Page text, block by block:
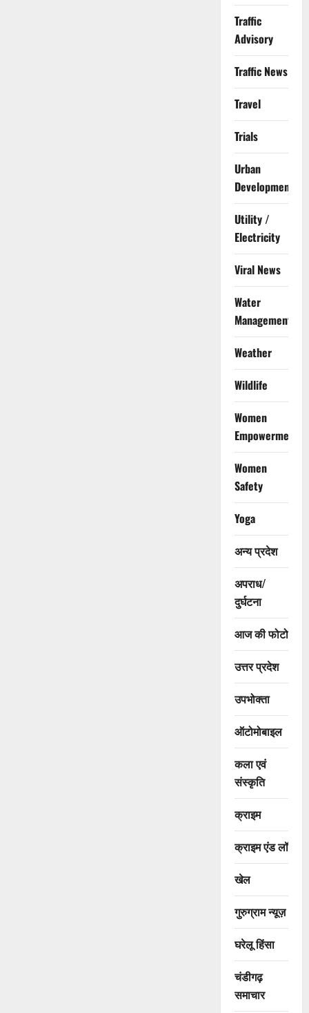
Traffic
Advisory
Traffic News
Travel
Trials
Urban
Development
Utility /
Electricity
Viral News
Water
Management
Weather
Wildlife
Women
Empowerment
Women
Safety
Yoga
अन्य प्रदेश
अपराध/
दुर्घटना
आज की फोटो
उत्तर प्रदेश
उपभोक्ता
ऑटोमोबाइल
कला एवं
संस्कृति
क्राइम
क्राइम एंड लॉ
खेल
गुरुग्राम न्यूज़
घरेलू हिंसा
चंडीगढ़
समाचार